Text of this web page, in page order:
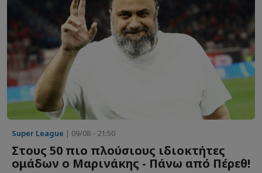
Super League | 09/08 - 21:50
Στους 50 πιο πλούσιους ιδιοκτήτες
ομάδων ο Μαρινάκης - Πάνω από Πέρεθ!